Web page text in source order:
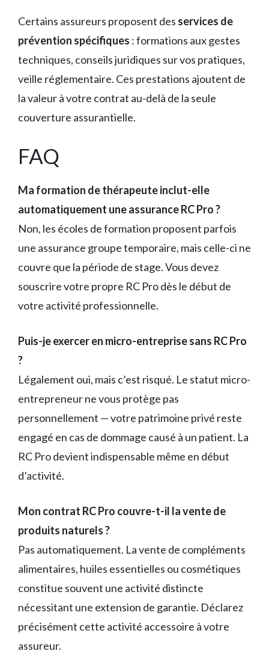
Certains assureurs proposent des services de
prévention spécifiques : formations aux gestes
techniques, conseils juridiques sur vos pratiques,
veille réglementaire. Ces prestations ajoutent de
la valeur à votre contrat au-delà de la seule
couverture assurantielle.
FAQ
Ma formation de thérapeute inclut-elle
automatiquement une assurance RC Pro ?
Non, les écoles de formation proposent parfois
une assurance groupe temporaire, mais celle-ci ne
couvre que la période de stage. Vous devez
souscrire votre propre RC Pro dès le début de
votre activité professionnelle.
Puis-je exercer en micro-entreprise sans RC Pro
?
Légalement oui, mais c’est risqué. Le statut micro-
entrepreneur ne vous protège pas
personnellement — votre patrimoine privé reste
engagé en cas de dommage causé à un patient. La
RC Pro devient indispensable même en début
d’activité.
Mon contrat RC Pro couvre-t-il la vente de
produits naturels ?
Pas automatiquement. La vente de compléments
alimentaires, huiles essentielles ou cosmétiques
constitue souvent une activité distincte
nécessitant une extension de garantie. Déclarez
précisément cette activité accessoire à votre
assureur.